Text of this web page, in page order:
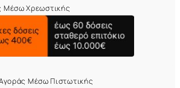
Μέσω Χρεωστικής
Μέσω Πιστωτικής